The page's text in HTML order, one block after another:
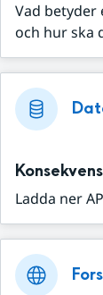
Vad betyder
och hur ska
Ladda ner